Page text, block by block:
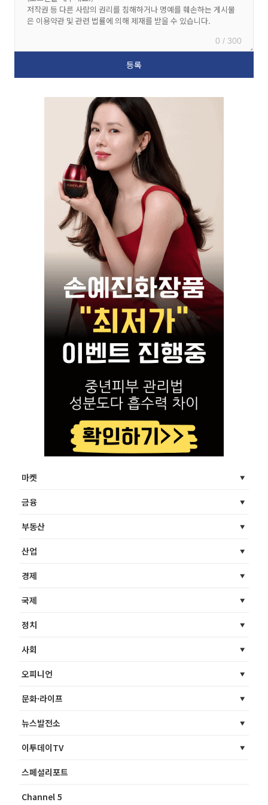
0 / 300
마켓
금융
부동산
산업
경제
국제
정치
사회
오피니언
문화·라이프
뉴스발전소
이투데이TV
스페셜리포트
Channel 5